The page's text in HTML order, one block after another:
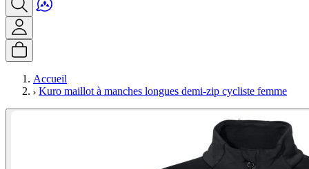
Accueil
Kuro maillot à manches longues demi-zip cycliste femme